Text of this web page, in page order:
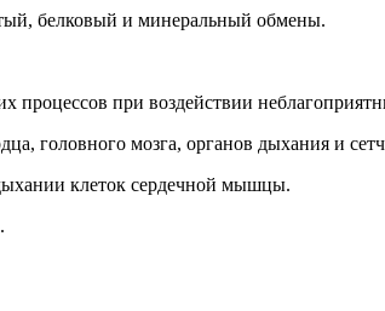
белковый и минеральный обмены.
процессов при воздействии
головного мозга, органов дыхания и
клеток сердечной мышцы.